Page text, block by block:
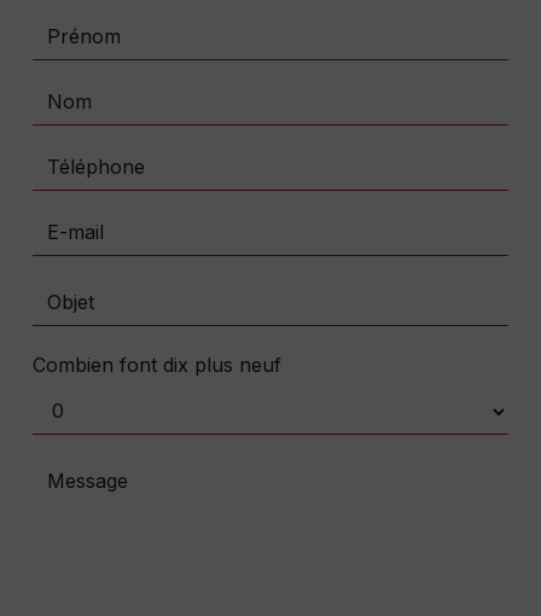
Combien font dix plus neuf